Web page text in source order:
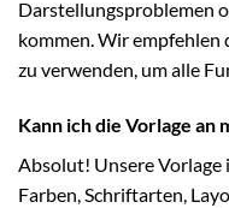
Darstellungsproblemen
kommen. Wir empfehlen
zu verwenden, um alle
Kann ich die Vorlage an
Absolut! Unsere Vorlage
Farben, Schriftarten,